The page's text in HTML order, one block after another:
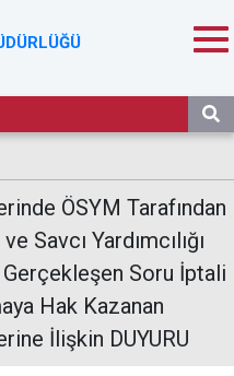
ÖSYM Tarafından
Savcı Yardımcılığı
Gerçekleşen Soru İptali
Hak Kazanan
İlişkin DUYURU